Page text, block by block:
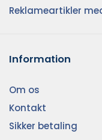
Reklameartikler
Information
Om os
Kontakt
Sikker betaling